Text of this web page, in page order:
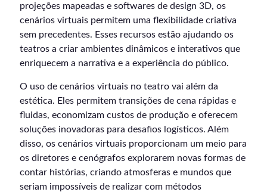
projeções mapeadas e softwares de design 3D, os
cenários virtuais permitem uma flexibilidade criativa
sem precedentes. Esses recursos estão ajudando os
teatros a criar ambientes dinâmicos e interativos que
enriquecem a narrativa e a experiência do público.
O uso de cenários virtuais no teatro vai além da
estética. Eles permitem transições de cena rápidas e
fluidas, economizam custos de produção e oferecem
soluções inovadoras para desafios logísticos. Além
disso, os cenários virtuais proporcionam um meio para
os diretores e cenógrafos explorarem novas formas de
contar histórias, criando atmosferas e mundos que
seriam impossíveis de realizar com métodos